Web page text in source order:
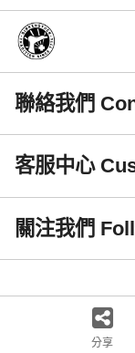
聯絡我們
客服中心
關注我們
分享